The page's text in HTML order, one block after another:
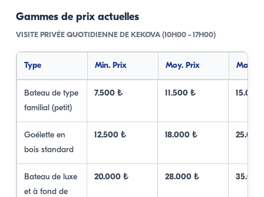
Gammes de prix actuelles
VISITE PRIVÉE QUOTIDIENNE DE KEKOVA (10H00 - 17H00)
Type Min. Prix Moy. Prix Max.
Bateau de type
familial (petit)
7.500 ₺ 11.500 ₺ 15.000
Goélette en
bois standard
12.500 ₺ 18.000 ₺ 25.000
Bateau de luxe
et à fond de
20.000 ₺ 28.000 ₺